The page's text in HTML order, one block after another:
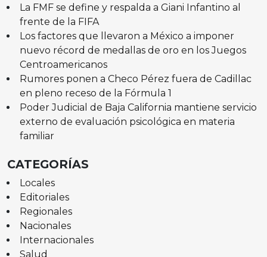
La FMF se define y respalda a Giani Infantino al
frente de la FIFA
Los factores que llevaron a México a imponer
nuevo récord de medallas de oro en los Juegos
Centroamericanos
Rumores ponen a Checo Pérez fuera de Cadillac
en pleno receso de la Fórmula 1
Poder Judicial de Baja California mantiene servicio
externo de evaluación psicológica en materia
familiar
CATEGORÍAS
Locales
Editoriales
Regionales
Nacionales
Internacionales
Salud